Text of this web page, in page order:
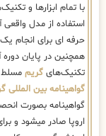
با تمام ابزارها و
استفاده از مدل
حرفه ای برای انجام
همچنین در پایان
تکنیک‌های گریم مسلط
گواهینامه بین
گواهینامه بصورت
اروپا صادر میشود و